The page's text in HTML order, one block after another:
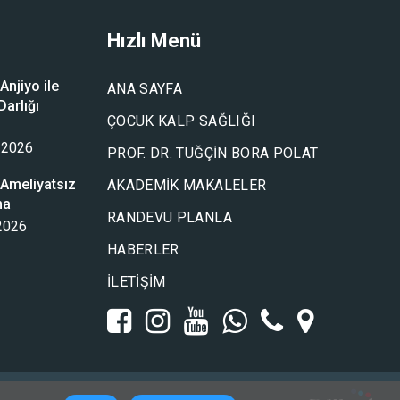
ile
Hızlı Menü
ANA SAYFA
ÇOCUK KALP SAĞLIĞI
PROF. DR. TUĞÇIN BORA POLAT
AKADEMIK MAKALELER
RANDEVU PLANLA
HABERLER
İLETIŞIM